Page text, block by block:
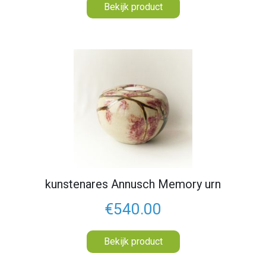
Bekijk product
kunstenares Annusch Memory urn
€540.00
Bekijk product